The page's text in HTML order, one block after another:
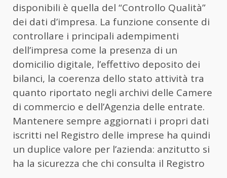
disponibili è quella del “Controllo Qualità”
dei dati d’impresa. La funzione consente di
controllare i principali adempimenti
dell’impresa come la presenza di un
domicilio digitale, l’effettivo deposito dei
bilanci, la coerenza dello stato attività tra
quanto riportato negli archivi delle Camere
di commercio e dell’Agenzia delle entrate.
Mantenere sempre aggiornati i propri dati
iscritti nel Registro delle imprese ha quindi
un duplice valore per l’azienda: anzitutto si
ha la sicurezza che chi consulta il Registro